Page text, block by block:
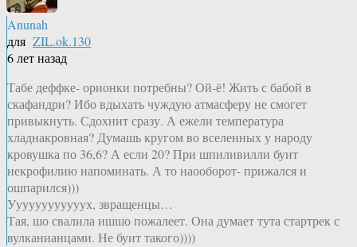
Anunah
для ZIL.ok.130
6 лет назад
Табе деффке- орионки потребны? Ой-ё! Жить с бабой в
скафандри? Ибо вдыхать чуждую атмасферу не смогет
привыкнуть. Сдохнит сразу. А ежели температура
хладнакровная? Думашь кругом во вселенных у народу
кровушка по 36,6? А если 20? При шпиливилли буит
некрофилию напоминать. А то наооборот- прижался и
ошпарился)))
Уууууууууууух, звращенцы…
Тая, шо свалила ишшо пожалеет. Она думает тута стартрек с
вулканианцами. Не буит такого))))